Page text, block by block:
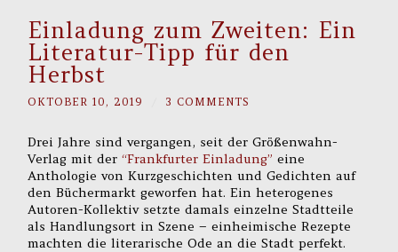
Einladung zum Zweiten: Ein
Literatur-Tipp für den
Herbst
OKTOBER 10, 2019 3 COMMENTS
Drei Jahre sind vergangen, seit der Größenwahn-
Verlag mit der“Frankfurter Einladung” eine
Anthologie von Kurzgeschichten und Gedichten auf
den Büchermarkt geworfen hat. Ein heterogenes
Autoren-Kollektiv setzte damals einzelne Stadtteile
als Handlungsort in Szene – einheimische Rezepte
machten die literarische Ode an die Stadt perfekt.